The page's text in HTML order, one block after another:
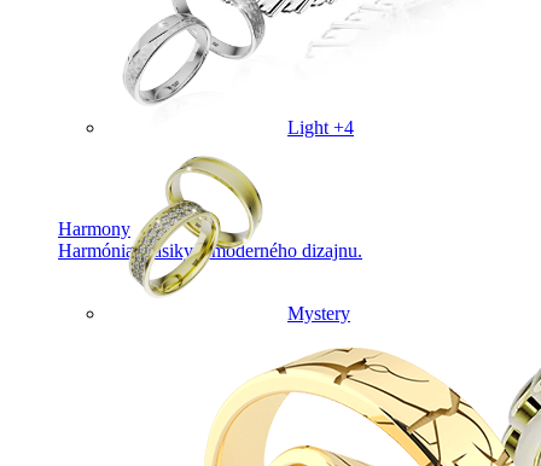
Harmony
Harmónia klasiky a moderného dizajnu.
Light +4
Mystery